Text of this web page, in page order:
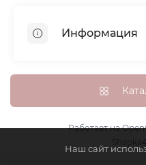
Информация
Доставка, оплата и
Гарантия возврата
Политика
Контакты
Работает на
Наш сайт